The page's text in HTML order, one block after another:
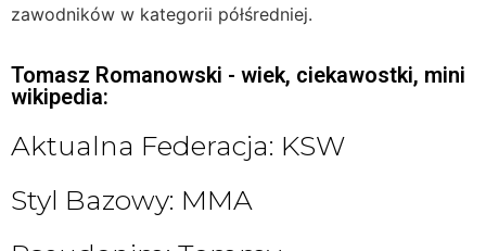
zawodników w kategorii półśredniej.
Tomasz Romanowski - wiek, ciekawostki, mini
wikipedia:
Aktualna Federacja: KSW
Styl Bazowy: MMA